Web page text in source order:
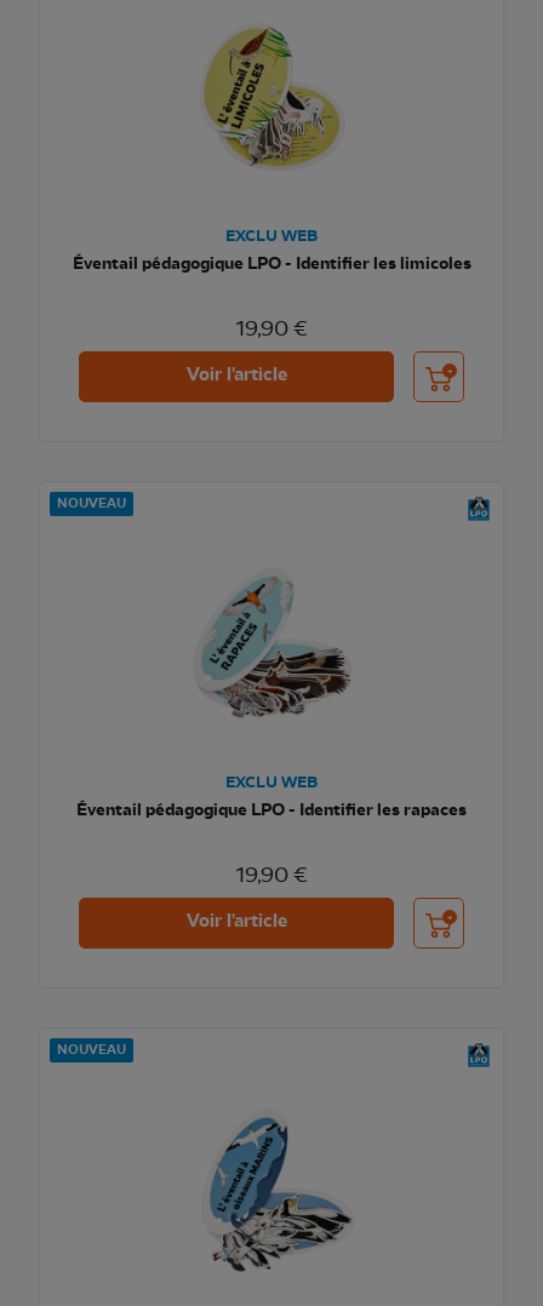
EXCLU WEB
Éventail pédagogique LPO - Identifier les limicoles
19,90 €
Voir l'article Ajouter au
NOUVEAU
EXCLU WEB
Éventail pédagogique LPO - Identifier les rapaces
19,90 €
Voir l'article Ajouter au
NOUVEAU